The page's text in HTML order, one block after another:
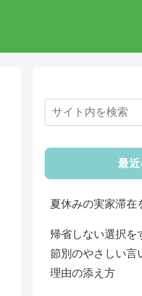
最
夏休みの実家滞在
帰省しない選択を
節別のやさしい言
理由の添え方